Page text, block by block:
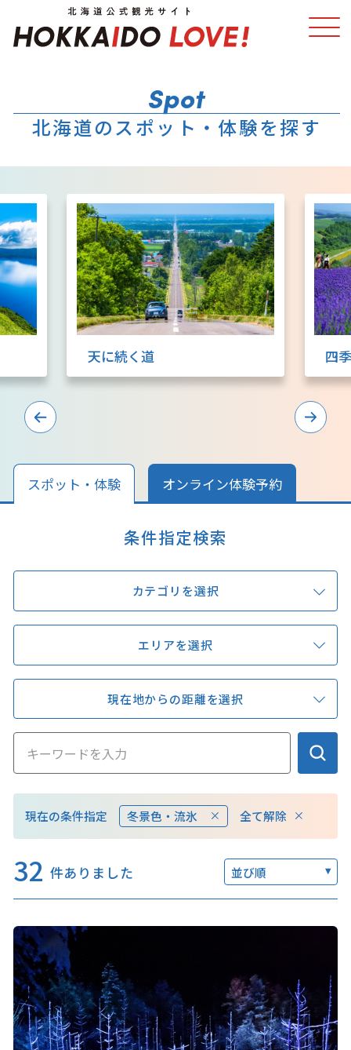
特集 スポット・体験
モデルコース エリアガイド
グルメ 旅の予約
アクセス
キュンちゃんオンラインショップ
北海道はやわかり
旅のテーマで探す
7つの国立公園
動画ライブラリー フォトライブラリー
お問い合わせ
Languages
北海道のスポット・体験を探す
天に続く道 四
スポット・体験 オンライン体験予約
条件指定検索
カテゴリを選択
エリアを選択
現在地からの距離を選択
現在の条件指定 冬景色・流氷 全て解除
32 件ありました 並び順